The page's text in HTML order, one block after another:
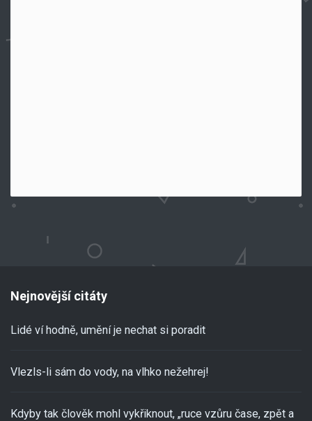
Nejnovější citáty
Lidé ví hodně, umění je nechat si poradit
Vlezls-li sám do vody, na vlhko nežehrej!
Kdyby tak člověk mohl vykřiknout, „ruce vzůru čase, zpět a